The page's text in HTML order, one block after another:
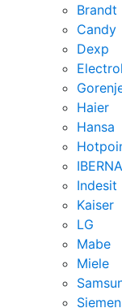
Brandt
Candy
Dexp
Haier
Hansa
IBERNA
Indesit
Kaiser
LG
Mabe
Miele